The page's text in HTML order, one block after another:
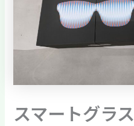
スマートグラス